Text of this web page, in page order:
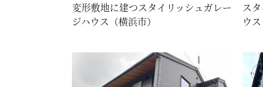
変形敷地に建つスタイリッシュガレー
ジハウス（横浜市）
ス
ウ